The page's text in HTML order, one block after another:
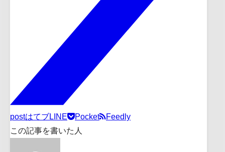
postはてブLINE Pocket
Feedly
この記事を書いた人